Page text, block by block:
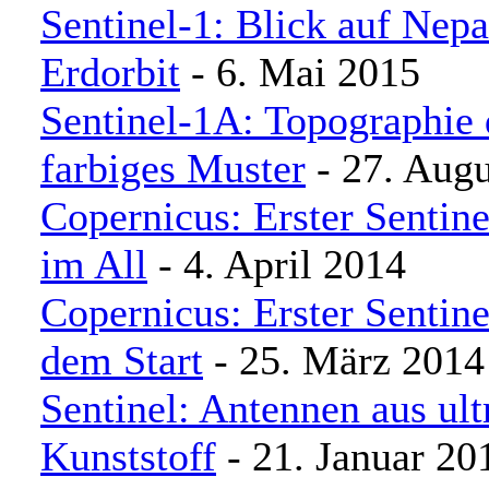
Sentinel-1: Blick auf
Erdorbit - 6. Mai 2015
Sentinel-1A: Topographie
farbiges Muster - 27.
Copernicus: Erster
im All - 4. April 2014
Copernicus: Erster
dem Start - 25. März 2014
Sentinel: Antennen aus
Kunststoff - 21. Januar